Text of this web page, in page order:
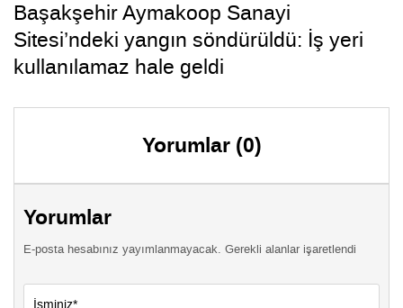
Başakşehir Aymakoop Sanayi
Sitesi’ndeki yangın söndürüldü: İş yeri
kullanılamaz hale geldi
Yorumlar (0)
Yorumlar
E-posta hesabınız yayımlanmayacak. Gerekli alanlar işaretlendi